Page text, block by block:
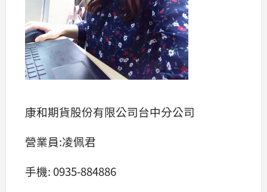
康和期貨股份有限公司台中分公司
營業員:凌佩君
手機: 0935-884886